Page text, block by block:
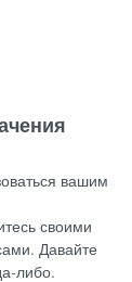
вашим
своими
Давайте
либо.